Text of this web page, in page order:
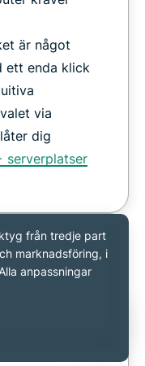
är något
ett enda klick
via
dig
serverplatser
av en VPN